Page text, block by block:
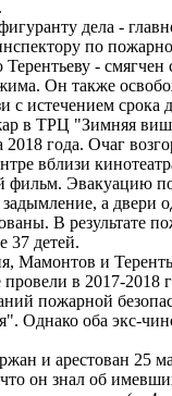
дела -
по
- смягчен
Он также
с истечением срока
в ТРЦ "Зимняя
года. Очаг
вблизи
фильм. Эвакуацию
задымление, а двери
В результате
37 детей.
Мамонтов и
в 2017-2018
пожарной
Однако оба экс-
и арестован 25
он знал об